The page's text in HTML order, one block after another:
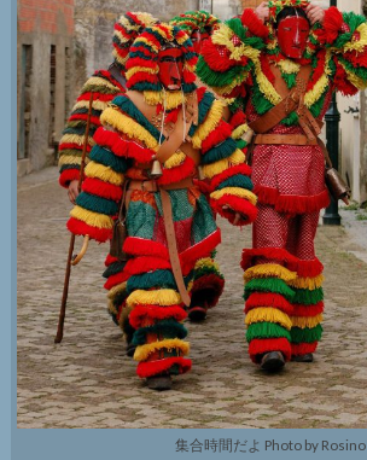
集合時間だよ Photo by Rosino